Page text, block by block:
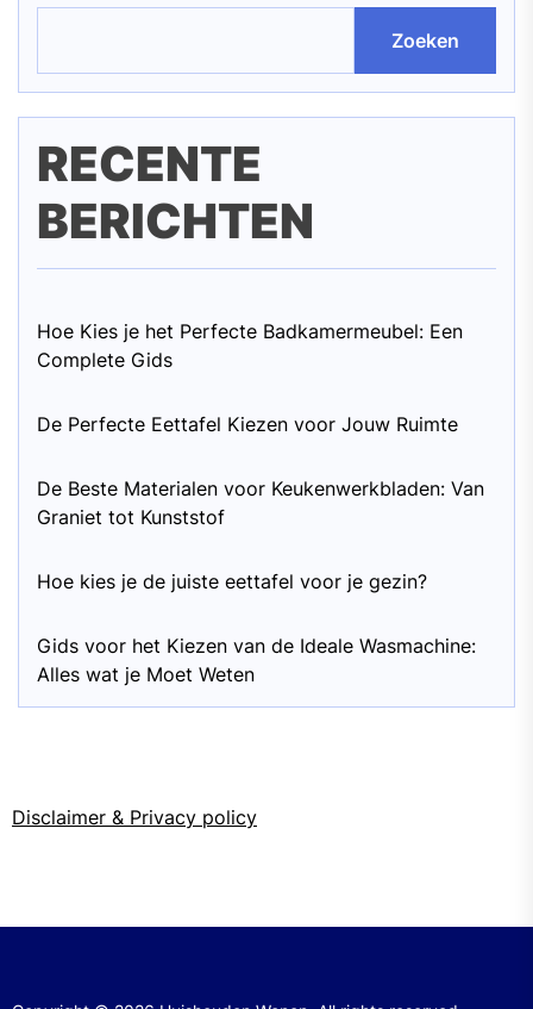
Zoeken
RECENTE
BERICHTEN
Hoe Kies je het Perfecte Badkamermeubel: Een
Complete Gids
De Perfecte Eettafel Kiezen voor Jouw Ruimte
De Beste Materialen voor Keukenwerkbladen: Van
Graniet tot Kunststof
Hoe kies je de juiste eettafel voor je gezin?
Gids voor het Kiezen van de Ideale Wasmachine:
Alles wat je Moet Weten
Disclaimer & Privacy policy